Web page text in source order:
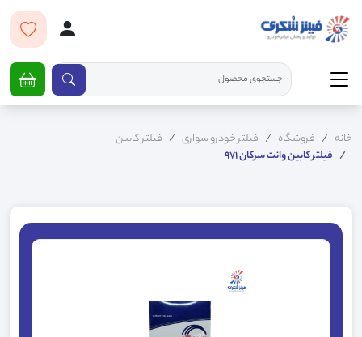
خانه فروشگاه فیلتر خودرو سواری
فیلتر کابین
فیلتر کابین وانت سرکان 971